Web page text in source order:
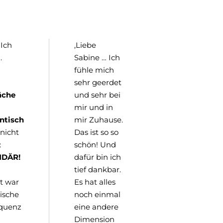
war
‚Liebe
Sabine … Ich
fühle mich
sehr geerdet
und sehr bei
mir und in
mir Zuhause.
Das ist so so
schön! Und
dafür bin ich
tief dankbar.
Es hat alles
noch einmal
eine andere
Dimension